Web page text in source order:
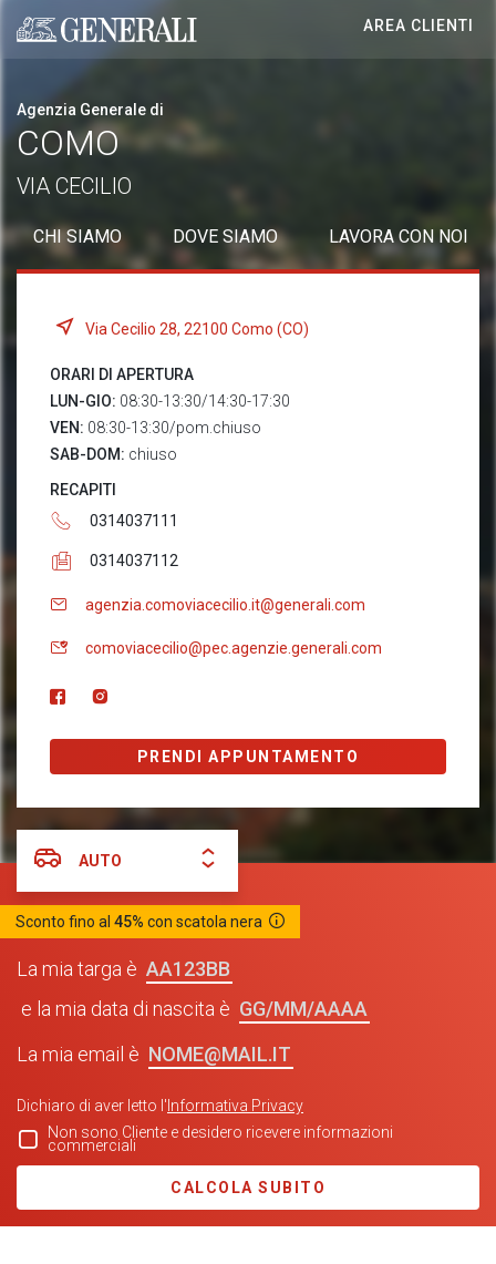
Generali logo
AREA CLIENTI
Agenzia Generale di
COMO
VIA CECILIO
CHI SIAMO DOVE SIAMO LAVORA CON NOI
Via Cecilio 28, 22100 Como (CO)
ORARI DI APERTURA
LUN-GIO: 08:30-13:30/14:30-17:30
VEN: 08:30-13:30/pom.chiuso
SAB-DOM: chiuso
RECAPITI
0314037111
0314037112
agenzia.comoviacecilio.it@generali.com
comoviacecilio@pec.agenzie.generali.com
PRENDI APPUNTAMENTO
AUTO
Sconto fino al 45% con scatola nera
La mia targa è
AA123BB
e la mia data di nascita è
GG/MM/AAAA
La mia email è NOME@MAIL.IT
Dichiaro di aver letto l' Informativa Privacy
Non sono Cliente e desidero ricevere informazioni
commerciali
CALCOLA SUBITO